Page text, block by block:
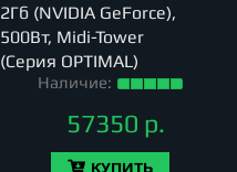
2Гб (NVIDIA GeForce),
500Вт, Midi-Tower
(Серия OPTIMAL)
Наличие:
57350 р.
КУПИТЬ